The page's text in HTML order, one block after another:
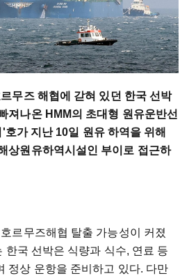
무즈 해협에 갇혀 있던 한국 선박
져나온 HMM의 초대형 원유운반선
가 지난 10일 원유 하역을 위해
상원유하역시설인 부이로 접근하
르무즈해협 탈출 가능성이 커졌
한국 선박은 식량과 식수, 연료 등
정상 운항을 준비하고 있다. 다만